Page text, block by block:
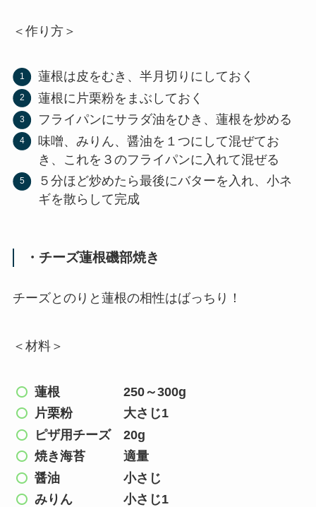
＜ 作り方＞
蓮根は皮をむき、半月切りにしておく
蓮根に片栗粉をまぶしておく
フライパンにサラダ油をひき、蓮根を炒める
味噌、みりん、醤油を１つにして混ぜてお
き、これを３のフライパンに入れて混ぜる
５ 分ほど炒めたら最後にバターを入れ、小ネ
ギを散らして完成
・チーズ蓮根磯部焼き
チーズとのりと蓮根の相性はばっちり！
＜ 材料＞
蓮根 250～300g
片栗粉 大さじ1
ピザ用チーズ 20g
焼き海苔 適量
醤油 小さじ
みりん 小さじ1